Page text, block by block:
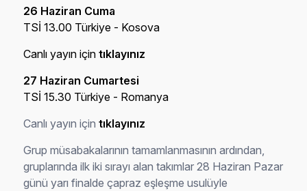
26 Haziran Cuma
TSİ 13.00 Türkiye - Kosova
Canlı yayın içintıklayınız
27 Haziran Cumartesi
TSİ 15.30 Türkiye - Romanya
Canlı yayın içintıklayınız
Grup müsabakalarının tamamlanmasının ardından,
gruplarında ilk iki sırayı alan takımlar 28 Haziran Pazar
günü yarı finalde çapraz eşleşme usulüyle